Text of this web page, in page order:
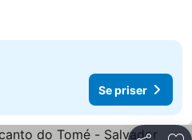
Se priser